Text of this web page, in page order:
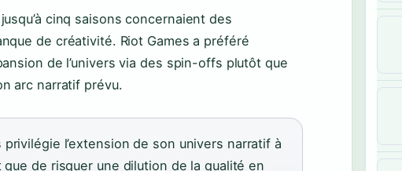
cinq saisons concernaient des
de créativité. Riot Games a préféré
de l’univers via des spin-offs plutôt que
arc narratif prévu.
privilégie l’extension de son univers narratif à
de risquer une dilution de la qualité en